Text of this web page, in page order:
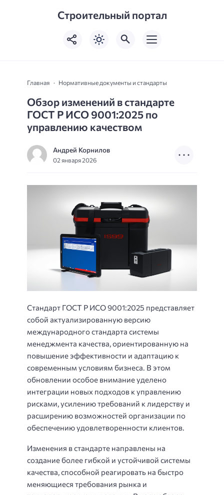
Строительный портал
Главная Нормативные документы и стандарты
Обзор изменений в стандарте
ГОСТ Р ИСО 9001:2025 по
управлению качеством
Андрей Корнилов
02 января 2026
Стандарт ГОСТ Р ИСО 9001:2025 представляет
собой актуализированную версию
международного стандарта системы
менеджмента качества, ориентированную на
повышение эффективности и адаптацию к
современным условиям бизнеса. В этом
обновлении особое внимание уделено
интеграции новых подходов к управлению
рисками, усилению требований к лидерству и
расширению возможностей организации по
обеспечению удовлетворенности клиентов.
Изменения в стандарте направлены на
создание более гибкой и устойчивой системы
качества, способной реагировать на быстро
меняющиеся требования рынка и